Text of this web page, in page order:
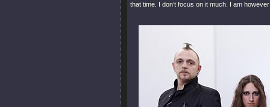
that time. I don’t focus on it much. I am